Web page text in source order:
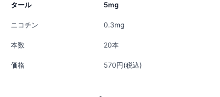
タール 5mg
ニコチン 0.3mg
本数 20本
価格 570円(税込)